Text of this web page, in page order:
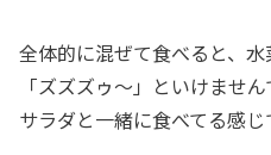
全体的に混ぜて食べると、
「ズズズゥ～」といけません
サラダと一緒に食べてる感じ